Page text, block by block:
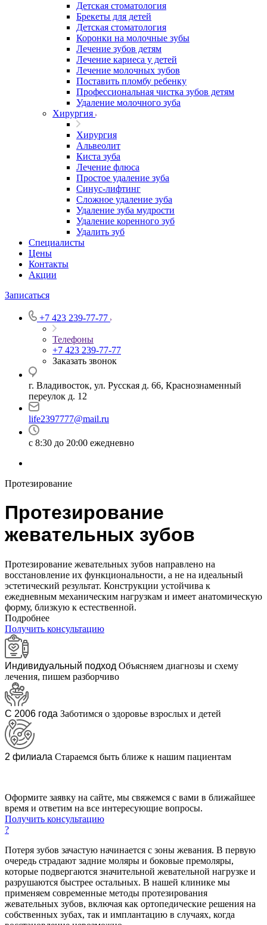
Детская стоматология
Брекеты для детей
Детская стоматология
Коронки на молочные зубы
Лечение зубов детям
Лечение кариеса у детей
Лечение молочных зубов
Поставить пломбу ребенку
Профессиональная чистка зубов детям
Удаление молочного зуба
Хирургия
Хирургия
Альвеолит
Киста зуба
Лечение флюса
Простое удаление зуба
Синус-лифтинг
Сложное удаление зуба
Удаление зуба мудрости
Удаление коренного зуб
Удалить зуб
Специалисты
Цены
Контакты
Акции
Записаться
+7 423 239-77-77
Телефоны
+7 423 239-77-77
Заказать звонок
г. Владивосток, ул. Русская д. 66, Краснознаменный
переулок д. 12
life2397777@mail.ru
с 8:30 до 20:00 ежедневно
Протезирование
Протезирование
жевательных зубов
Протезирование жевательных зубов направлено на
восстановление их функциональности, а не на идеальный
эстетический результат. Конструкции устойчива к
ежедневным механическим нагрузкам и имеет анатомическую
форму, близкую к естественной.
Подробнее
Получить консультацию
Индивидуальный подход Объясняем диагнозы и схему
лечения, пишем разборчиво
С 2006 года Заботимся о здоровье взрослых и детей
2 филиала Стараемся быть ближе к нашим пациентам
Оформите заявку на сайте, мы свяжемся с вами в ближайшее
время и ответим на все интересующие вопросы.
Получить консультацию
?
Потеря зубов зачастую начинается с зоны жевания. В первую
очередь страдают задние моляры и боковые премоляры,
которые подвергаются значительной жевательной нагрузке и
разрушаются быстрее остальных. В нашей клинике мы
применяем современные методы протезирования
жевательных зубов, включая как ортопедические решения на
собственных зубах, так и имплантацию в случаях, когда